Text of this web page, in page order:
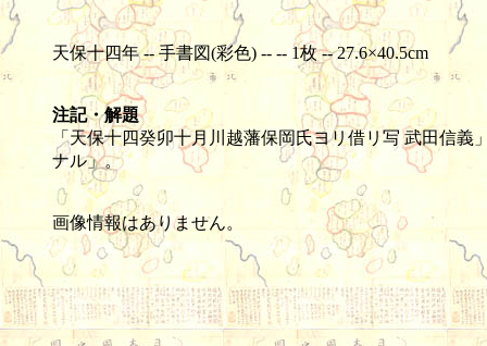
天保十四年 -- 手書図(彩色) -- -- 1枚 -- 27.6×40.5cm
注記・解題
「天保十四癸卯十月川越藩保岡氏ヨリ借リ写 武田信
ナル」。
画像情報はありません。